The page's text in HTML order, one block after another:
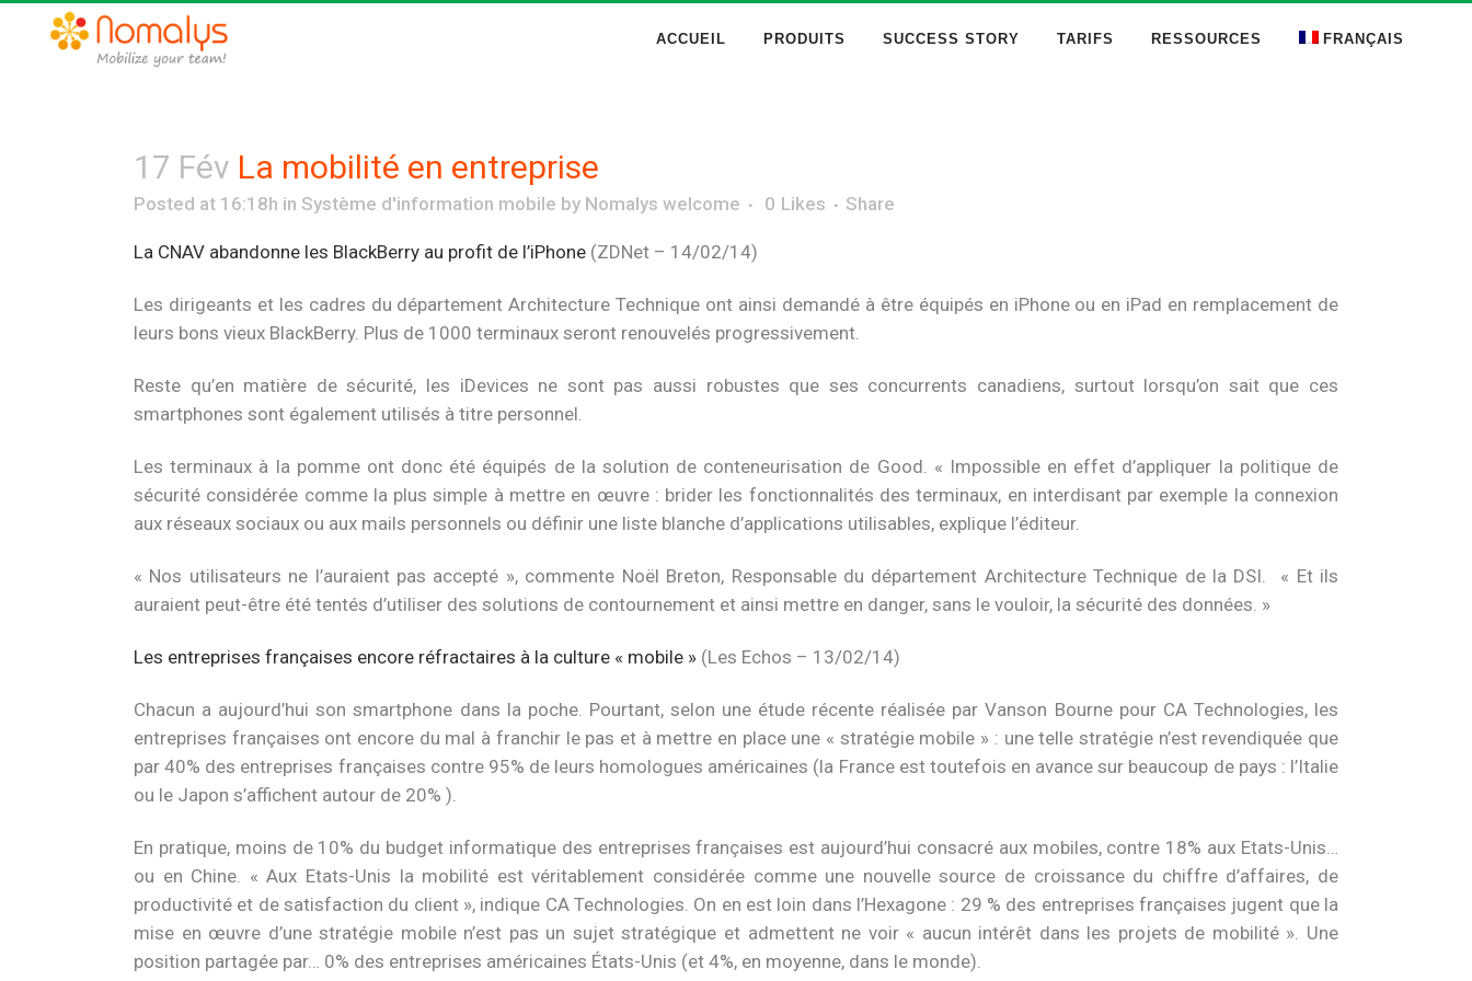
ACCUEIL PRODUITS SUCCESS STORY TARIFS RESSOURCES FRANÇAIS
17 Fév La mobilité en entreprise
Posted at 16:18h in Système d'information mobile by Nomalys welcome 0 Likes Share
La CNAV abandonne les BlackBerry au profit de l’iPhone (ZDNet – 14/02/14)
Les dirigeants et les cadres du département Architecture Technique ont ainsi demandé à être équipés en iPhone ou en iPad en remplacement de
leurs bons vieux BlackBerry. Plus de 1000 terminaux seront renouvelés progressivement.
Reste qu’en matière de sécurité, les iDevices ne sont pas aussi robustes que ses concurrents canadiens, surtout lorsqu’on sait que ces
smartphones sont également utilisés à titre personnel.
Les terminaux à la pomme ont donc été équipés de la solution de conteneurisation de Good. « Impossible en effet d’appliquer la politique de
sécurité considérée comme la plus simple à mettre en œuvre : brider les fonctionnalités des terminaux, en interdisant par exemple la connexion
aux réseaux sociaux ou aux mails personnels ou définir une liste blanche d’applications utilisables, explique l’éditeur.
« Nos utilisateurs ne l’auraient pas accepté », commente Noël Breton, Responsable du département Architecture Technique de la DSI. « Et ils
auraient peut-être été tentés d’utiliser des solutions de contournement et ainsi mettre en danger, sans le vouloir, la sécurité des données. »
Les entreprises françaises encore réfractaires à la culture « mobile » (Les Echos – 13/02/14)
Chacun a aujourd’hui son smartphone dans la poche. Pourtant, selon une étude récente réalisée par Vanson Bourne pour CA Technologies, les
entreprises françaises ont encore du mal à franchir le pas et à mettre en place une « stratégie mobile » : une telle stratégie n’est revendiquée que
par 40% des entreprises françaises contre 95% de leurs homologues américaines (la France est toutefois en avance sur beaucoup de pays : l’Italie
ou le Japon s’affichent autour de 20% ).
En pratique, moins de 10% du budget informatique des entreprises françaises est aujourd’hui consacré aux mobiles, contre 18% aux Etats-Unis…
ou en Chine. « Aux Etats-Unis la mobilité est véritablement considérée comme une nouvelle source de croissance du chiffre d’affaires, de
productivité et de satisfaction du client », indique CA Technologies. On en est loin dans l’Hexagone : 29 % des entreprises françaises jugent que la
mise en œuvre d’une stratégie mobile n’est pas un sujet stratégique et admettent ne voir « aucun intérêt dans les projets de mobilité ». Une
position partagée par… 0% des entreprises américaines États-Unis (et 4%, en moyenne, dans le monde).